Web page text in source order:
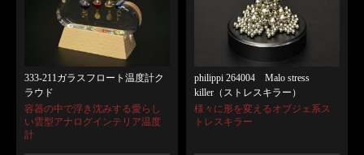
333-211ガラスフロート温度計ク
ラウド
容器の中で浮き沈みする愛らし
い雲型アナログインテリア温度
計
philippi 264004 Malo stress
killer（ストレスキラー）
様々に形を変えるオブジェ系ス
トレスキラー